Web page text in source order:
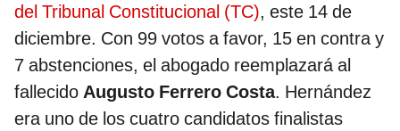
del Tribunal Constitucional (TC), este 14 de
diciembre. Con 99 votos a favor, 15 en contra y
7 abstenciones, el abogado reemplazará al
fallecido Augusto Ferrero Costa. Hernández
era uno de los cuatro candidatos finalistas